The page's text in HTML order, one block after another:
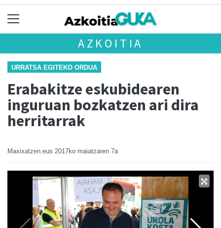
AZKOITIA
URRATSA EGITEKO ORDUA
Erabakitze eskubidearen
inguruan bozkatzen ari dira
herritarrak
Maxixatzen.eus 2017ko maiatzaren 7a